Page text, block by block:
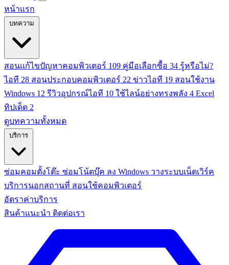
หน้าแรก
บทความ
สอนแก้ไขปัญหาคอมพิวเตอร์ 109 คู่มือเลือกซื้อ 34 รู้หรือไม่?
ไอที 28 สอนประกอบคอมพิวเตอร์ 22 ข่าวไอที 19 สอนใช้งาน
Windows 12 รีวิวอุปกรณ์ไอที 10 ใช้ไลน์อย่างทรงพลัง 4 Excel
ทิปเด็ด 2
ดูบทความทั้งหมด
บริการ
ซ่อมคอมตั้งโต๊ะ ซ่อมโน้ตบุ๊ค ลง Windows วางระบบเน็ตเวิร์ค
บริการนอกสถานที่ สอนใช้คอมพิวเตอร์
อัตราค่าบริการ
สินค้าแนะนำ ติดต่อเรา